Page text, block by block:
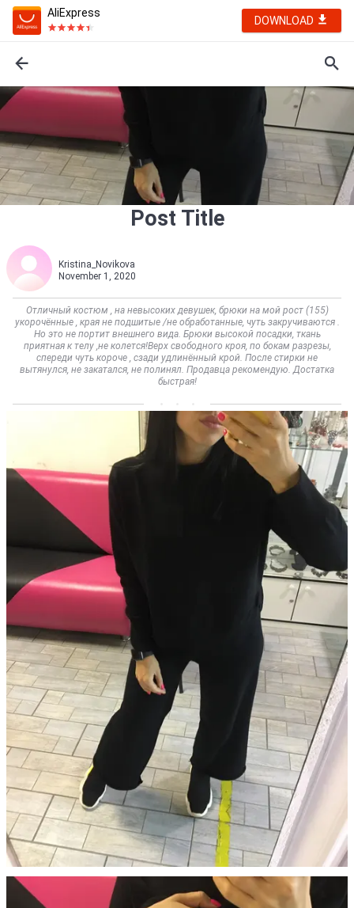
AliExpress
DOWNLOAD
Post Title
Kristina_Novikova
November 1, 2020
Отличный костюм , на невысоких девушек, брюки на мой рост (155)
укорочённые , края не подшитые /не обработанные, чуть закручиваются .
Но это не портит внешнего вида. Брюки высокой посадки, ткань
приятная к телу ,не колется!Верх свободного кроя, по бокам разрезы,
спереди чуть короче , сзади удлинённый крой. После стирки не
вытянулся, не закатался, не полинял. Продавца рекомендую. Достатка
быстрая!